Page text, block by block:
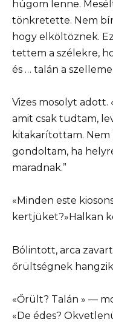
húgom lenne.
tönkretette. Nem
hogy elköltöznek.
tettem a szélekre,
és … talán a
Vizes mosolyt
amit csak tudtam,
kitakarítottam.
gondoltam, ha
maradnak.”
«Minden este
kertjüket?»Halkan
Bólintott, arca
őrültségnek
«Őrült? Talán » —
«De édes?